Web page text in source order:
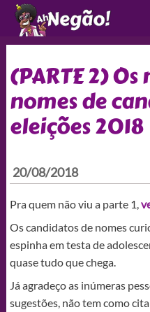
para
(PARTE 2)
nomes de
eleições 2018
20/08/2018
Pra quem não viu a parte 1,
Os candidatos de nomes
espinha em testa de
quase tudo que chega.
Já agradeço as inúmeras
sugestões, não tem como